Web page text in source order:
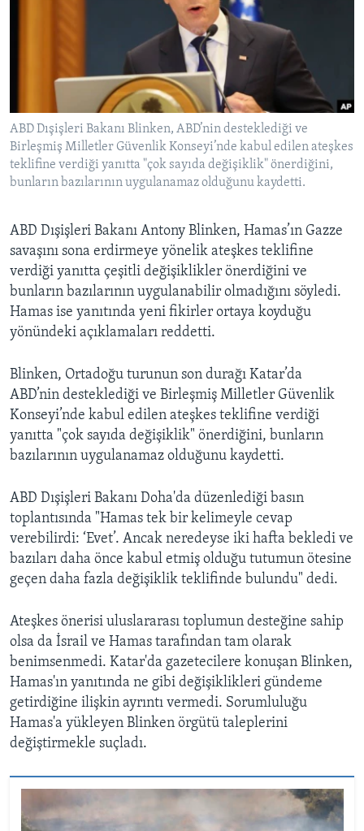
Diller
ABD Dışişleri Bakanı Blinken, ABD’nin desteklediği ve
Birleşmiş Milletler Güvenlik Konseyi’nde kabul edilen ateşkes
teklifine verdiği yanıtta "çok sayıda değişiklik" önerdiğini,
bunların bazılarının uygulanamaz olduğunu kaydetti.
ABD Dışişleri Bakanı Antony Blinken, Hamas’ın Gazze
savaşını sona erdirmeye yönelik ateşkes teklifine
verdiği yanıtta çeşitli değişiklikler önerdiğini ve
bunların bazılarının uygulanabilir olmadığını söyledi.
Hamas ise yanıtında yeni fikirler ortaya koyduğu
yönündeki açıklamaları reddetti.
Blinken, Ortadoğu turunun son durağı Katar’da
ABD’nin desteklediği ve Birleşmiş Milletler Güvenlik
Konseyi’nde kabul edilen ateşkes teklifine verdiği
yanıtta "çok sayıda değişiklik" önerdiğini, bunların
bazılarının uygulanamaz olduğunu kaydetti.
ABD Dışişleri Bakanı Doha'da düzenlediği basın
toplantısında "Hamas tek bir kelimeyle cevap
verebilirdi: ‘Evet’. Ancak neredeyse iki hafta bekledi ve
bazıları daha önce kabul etmiş olduğu tutumun ötesine
geçen daha fazla değişiklik teklifinde bulundu" dedi.
Ateşkes önerisi uluslararası toplumun desteğine sahip
olsa da İsrail ve Hamas tarafından tam olarak
benimsenmedi. Katar'da gazetecilere konuşan Blinken,
Hamas'ın yanıtında ne gibi değişiklikleri gündeme
getirdiğine ilişkin ayrıntı vermedi. Sorumluluğu
Hamas'a yükleyen Blinken örgütü taleplerini
değiştirmekle suçladı.